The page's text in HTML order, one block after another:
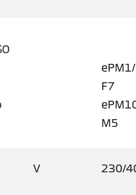
F7
M5
V 230/